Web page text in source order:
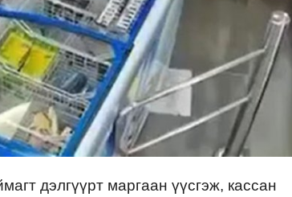
дэлгүүрт маргаан үүсгэж, кассан